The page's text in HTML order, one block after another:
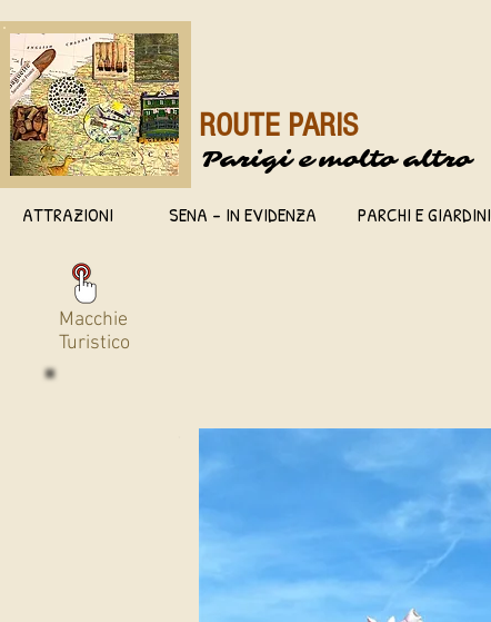
ROUTE PARIS
Parigi e molto altro
ATTRAZIONI SENA - IN EVIDENZA PARCHI E GIARDINI
Macchie
Turistico